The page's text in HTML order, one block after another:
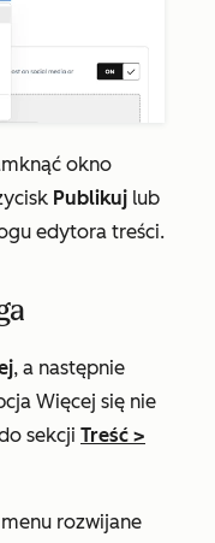
okno
Publikuj lub
edytora treści.
, a następnie
Więcej się nie
sekcji Treść >
rozwijane